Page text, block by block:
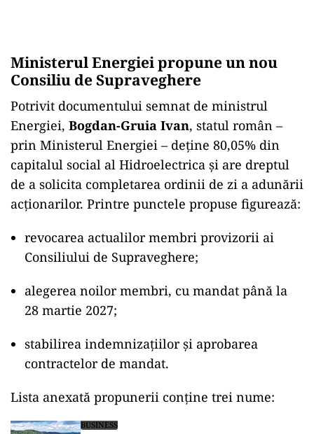
Ministerul Energiei propune un nou
Consiliu de Supraveghere
Potrivit documentului semnat de ministrul
Energiei, Bogdan-Gruia Ivan, statul român –
prin Ministerul Energiei – deține 80,05% din
capitalul social al Hidroelectrica și are dreptul
de a solicita completarea ordinii de zi a adunării
acționarilor. Printre punctele propuse figurează:
revocarea actualilor membri provizorii ai
Consiliului de Supraveghere;
alegerea noilor membri, cu mandat până la
28 martie 2027;
stabilirea indemnizațiilor și aprobarea
contractelor de mandat.
Lista anexată propunerii conține trei nume:
BUSINESS